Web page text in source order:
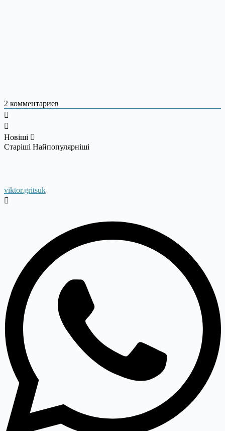
2 комментариев
Новіші
Старіші Найпопулярніші
viktor.gritsuk